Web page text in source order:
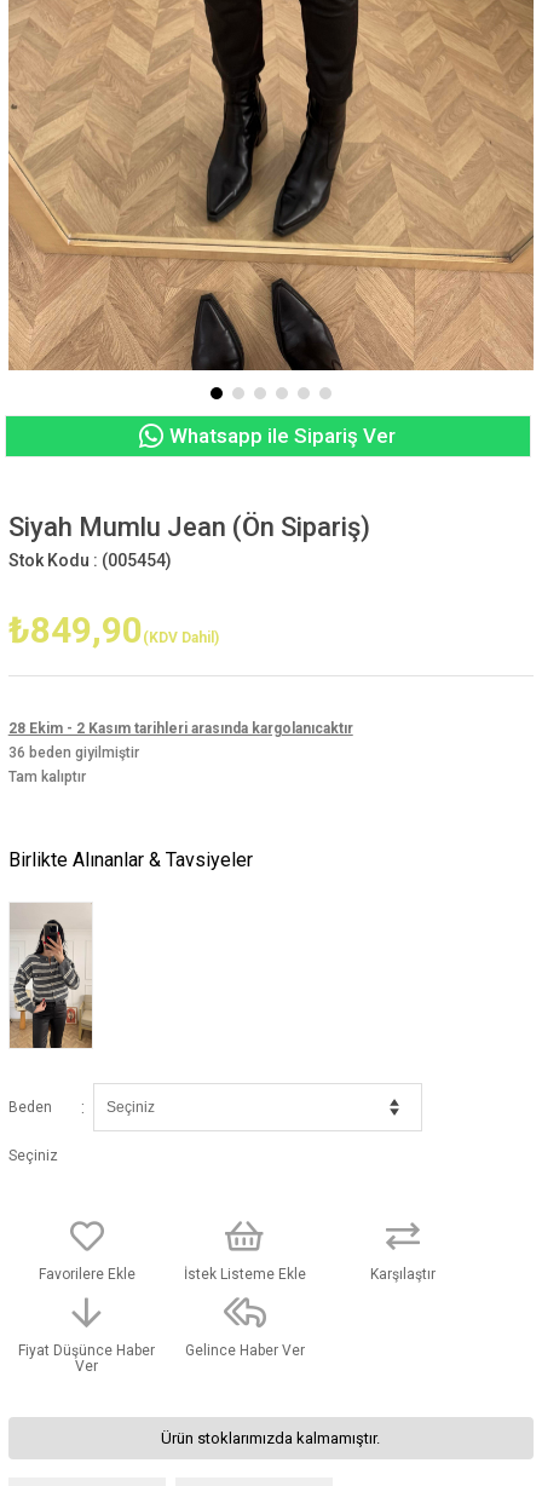
Whatsapp ile Sipariş Ver
Siyah Mumlu Jean (Ön Sipariş)
Stok Kodu : (005454)
₺849,90(KDV Dahil)
28 Ekim - 2 Kasım tarihleri arasında kargolanıcaktır
36 beden giyilmiştir
Tam kalıptır
Birlikte Alınanlar & Tavsiyeler
Beden
Seçiniz
:
Favorilere Ekle İstek Listeme Ekle Karşılaştır
Fiyat Düşünce Haber
Ver
Gelince Haber Ver
Ürün stoklarımızda kalmamıştır.